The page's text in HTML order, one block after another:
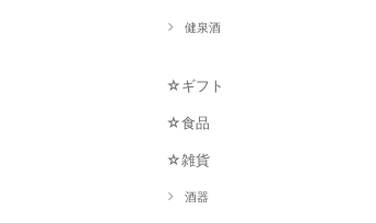
健泉酒
☆ギフト
☆食品
☆雑貨
酒器